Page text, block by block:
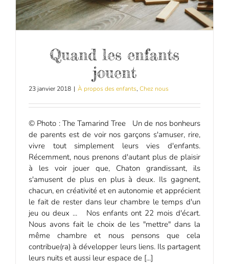
Quand les enfants
jouent
23 janvier 2018 | À propos des enfants, Chez nous
© Photo : The Tamarind Tree Un de nos bonheurs
de parents est de voir nos garçons s'amuser, rire,
vivre tout simplement leurs vies d'enfants.
Récemment, nous prenons d'autant plus de plaisir
à les voir jouer que, Chaton grandissant, ils
s'amusent de plus en plus à deux. Ils gagnent,
chacun, en créativité et en autonomie et apprécient
le fait de rester dans leur chambre le temps d'un
jeu ou deux ... Nos enfants ont 22 mois d'écart.
Nous avons fait le choix de les "mettre" dans la
même chambre et nous pensons que cela
contribue(ra) à développer leurs liens. Ils partagent
leurs nuits et aussi leur espace de [...]